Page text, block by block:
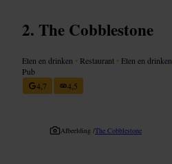
The Cobblestone
Eten en drinken • Restaurant • Eten en drinken
Pub
4,7
4,5
Afbeelding /The Cobblestone